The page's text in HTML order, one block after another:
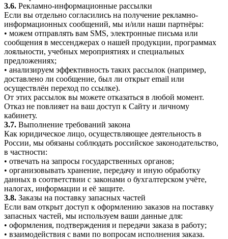
3.6. Рекламно-информационные рассылки
Если вы отдельно согласились на получение рекламно-
информационных сообщений, мы и/или наши партнёры:
• можем отправлять вам SMS, электронные письма или
сообщения в мессенджерах о нашей продукции, программах
лояльности, учебных мероприятиях и специальных
предложениях;
• анализируем эффективность таких рассылок (например,
доставлено ли сообщение, был ли открыт email или
осуществлён переход по ссылке).
От этих рассылок вы можете отказаться в любой момент.
Отказ не повлияет на ваш доступ к Сайту и личному
кабинету.
3.7. Выполнение требований закона
Как юридическое лицо, осуществляющее деятельность в
России, мы обязаны соблюдать российское законодательство,
в частности:
• отвечать на запросы государственных органов;
• организовывать хранение, передачу и иную обработку
данных в соответствии с законами о бухгалтерском учёте,
налогах, информации и её защите.
3.8. Заказы на поставку запасных частей
Если вам открыт доступ к оформлению заказов на поставку
запасных частей, мы используем ваши данные для:
• оформления, подтверждения и передачи заказа в работу;
• взаимодействия с вами по вопросам исполнения заказа.